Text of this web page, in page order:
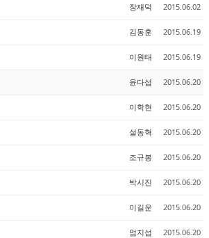
장재덕 2015.06.02
김동훈 2015.06.19
이원태 2015.06.19
윤다섭 2015.06.20
이학현 2015.06.20
설동혁 2015.06.20
조규봉 2015.06.20
박시진 2015.06.20
이길운 2015.06.20
엄지섭 2015.06.20